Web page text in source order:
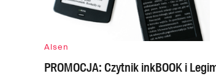
Alsen
PROMOCJA: Czytnik inkBOOK i